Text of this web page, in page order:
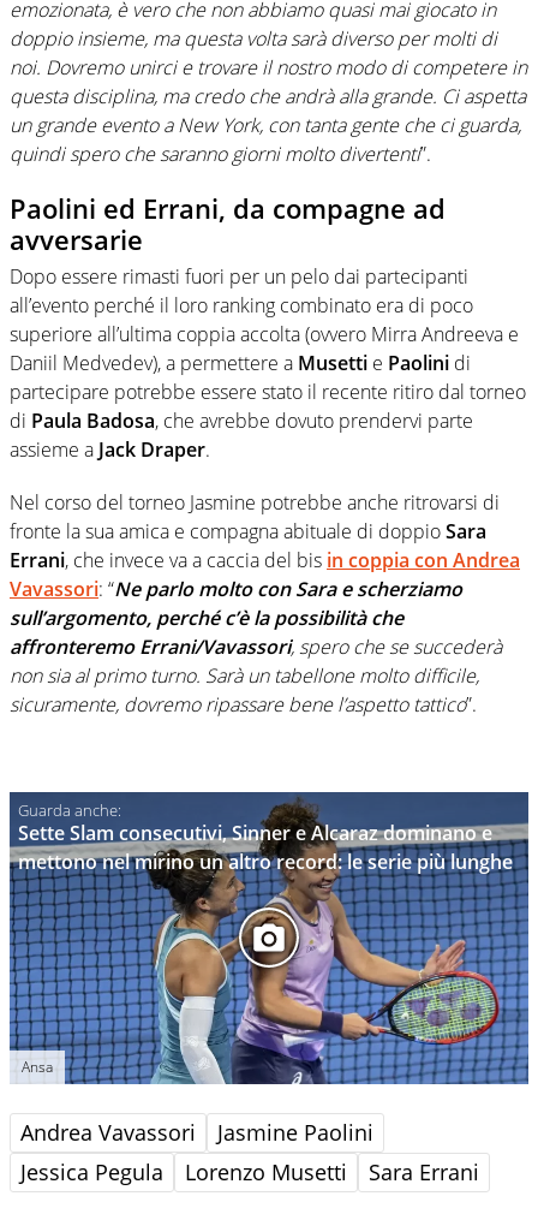
emozionata, è vero che non abbiamo quasi mai giocato in
doppio insieme, ma questa volta sarà diverso per molti di
noi. Dovremo unirci e trovare il nostro modo di competere in
questa disciplina, ma credo che andrà alla grande. Ci aspetta
un grande evento a New York, con tanta gente che ci guarda,
quindi spero che saranno giorni molto divertenti”.
Paolini ed Errani, da compagne ad
avversarie
Dopo essere rimasti fuori per un pelo dai partecipanti
all’evento perché il loro ranking combinato era di poco
superiore all’ultima coppia accolta (ovvero Mirra Andreeva e
Daniil Medvedev), a permettere a Musetti e Paolini di
partecipare potrebbe essere stato il recente ritiro dal torneo
di Paula Badosa, che avrebbe dovuto prendervi parte
assieme a Jack Draper.
Nel corso del torneo Jasmine potrebbe anche ritrovarsi di
fronte la sua amica e compagna abituale di doppioSara
Errani, che invece va a caccia del bis in coppia con Andrea
Vavassori: “Ne parlo molto con Sara e scherziamo
sull’argomento, perché c’è la possibilità che
affronteremo Errani/Vavassori, spero che se succederà
non sia al primo turno. Sarà un tabellone molto difficile,
sicuramente, dovremo ripassare bene l’aspetto tattico”.
Sette Slam consecutivi, Sinner e Alcaraz dominano e
mettono nel mirino un altro record: le serie più lunghe
Ansa
Andrea Vavassori
Jasmine Paolini
Jessica Pegula
Lorenzo Musetti Sara Errani